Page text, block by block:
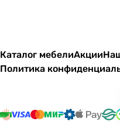
Каталог мебелиАкции
Политика